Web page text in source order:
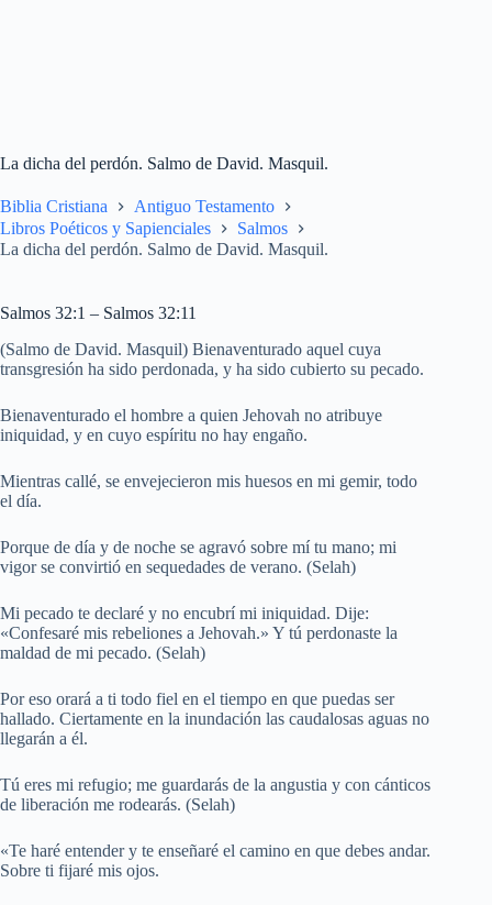
La dicha del perdón. Salmo de David. Masquil.
Biblia Cristiana
Antiguo Testamento
Libros Poéticos y Sapienciales
Salmos
La dicha del perdón. Salmo de David. Masquil.
Salmos 32:1 – Salmos 32:11
(Salmo de David. Masquil) Bienaventurado aquel cuya
transgresión ha sido perdonada, y ha sido cubierto su pecado.
Bienaventurado el hombre a quien Jehovah no atribuye
iniquidad, y en cuyo espíritu no hay engaño.
Mientras callé, se envejecieron mis huesos en mi gemir, todo
el día.
Porque de día y de noche se agravó sobre mí tu mano; mi
vigor se convirtió en sequedades de verano. (Selah)
Mi pecado te declaré y no encubrí mi iniquidad. Dije:
«Confesaré mis rebeliones a Jehovah.» Y tú perdonaste la
maldad de mi pecado. (Selah)
Por eso orará a ti todo fiel en el tiempo en que puedas ser
hallado. Ciertamente en la inundación las caudalosas aguas no
llegarán a él.
Tú eres mi refugio; me guardarás de la angustia y con cánticos
de liberación me rodearás. (Selah)
«Te haré entender y te enseñaré el camino en que debes andar.
Sobre ti fijaré mis ojos.